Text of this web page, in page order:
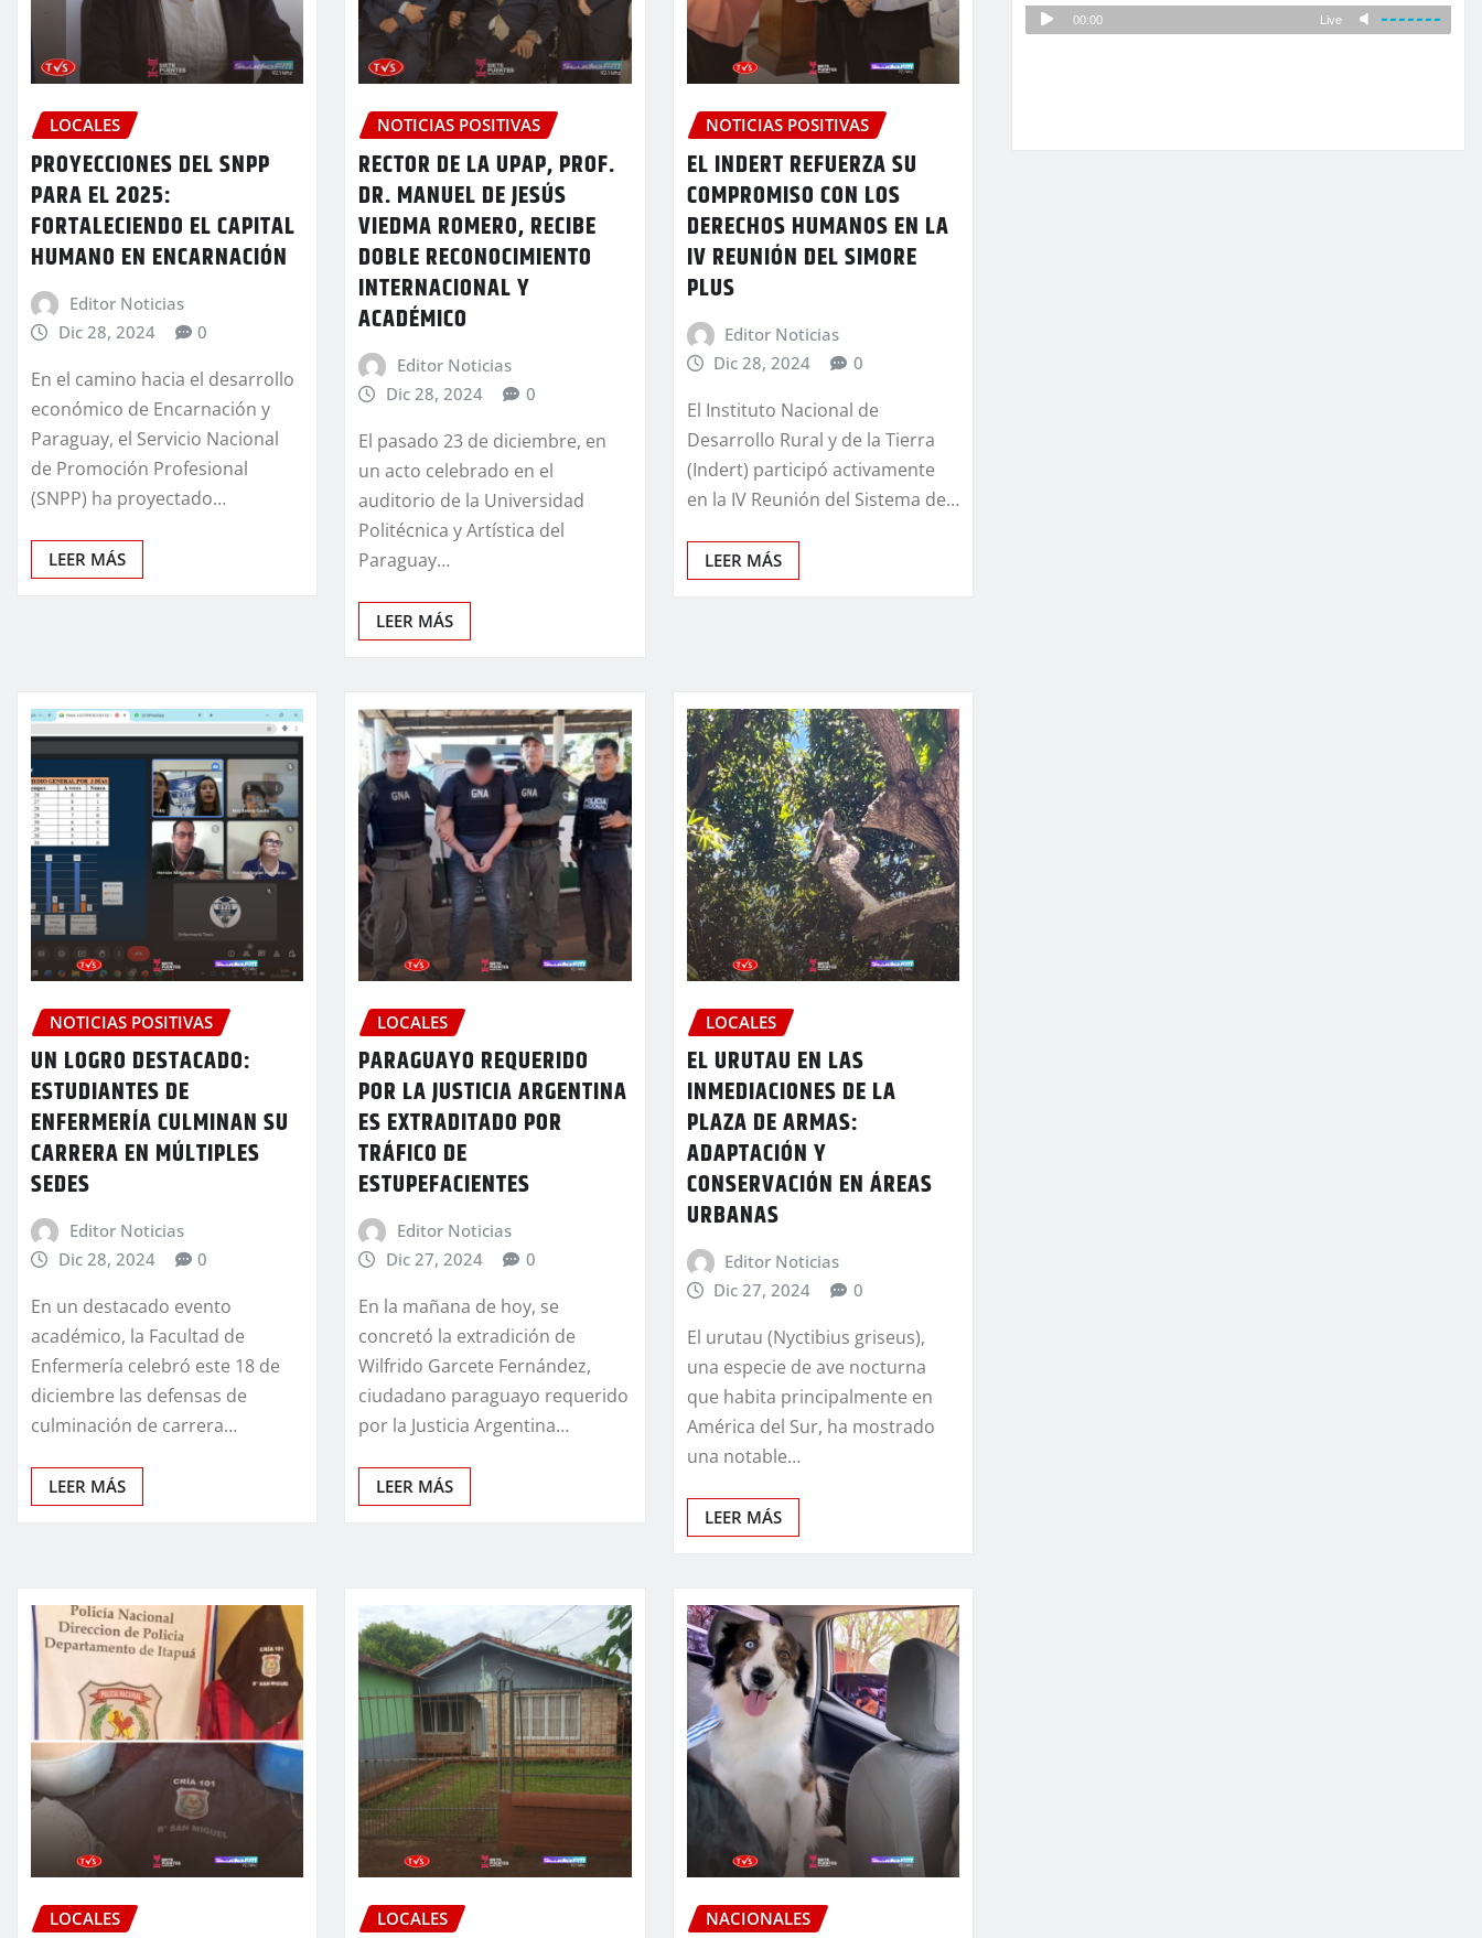
LOCALES
PROYECCIONES DEL SNPP
PARA EL 2025:
FORTALECIENDO EL CAPITAL
HUMANO EN ENCARNACIÓN
Editor Noticias
Dic 28, 2024
0
En el camino hacia el desarrollo
económico de Encarnación y
Paraguay, el Servicio Nacional
de Promoción Profesional
(SNPP) ha proyectado…
LEER MÁS
NOTICIAS POSITIVAS
RECTOR DE LA UPAP, PROF.
DR. MANUEL DE JESÚS
VIEDMA ROMERO, RECIBE
DOBLE RECONOCIMIENTO
INTERNACIONAL Y
ACADÉMICO
Editor Noticias
Dic 28, 2024
0
El pasado 23 de diciembre, en
un acto celebrado en el
auditorio de la Universidad
Politécnica y Artística del
Paraguay…
LEER MÁS
NOTICIAS POSITIVAS
EL INDERT REFUERZA SU
COMPROMISO CON LOS
DERECHOS HUMANOS EN LA
IV REUNIÓN DEL SIMORE
PLUS
Editor Noticias
Dic 28, 2024
0
El Instituto Nacional de
Desarrollo Rural y de la Tierra
(Indert) participó activamente
en la IV Reunión del Sistema de…
LEER MÁS
NOTICIAS POSITIVAS
UN LOGRO DESTACADO:
ESTUDIANTES DE
ENFERMERÍA CULMINAN SU
CARRERA EN MÚLTIPLES
SEDES
Editor Noticias
Dic 28, 2024
0
En un destacado evento
académico, la Facultad de
Enfermería celebró este 18 de
diciembre las defensas de
culminación de carrera…
LEER MÁS
LOCALES
PARAGUAYO REQUERIDO
POR LA JUSTICIA ARGENTINA
ES EXTRADITADO POR
TRÁFICO DE
ESTUPEFACIENTES
Editor Noticias
Dic 27, 2024
0
En la mañana de hoy, se
concretó la extradición de
Wilfrido Garcete Fernández,
ciudadano paraguayo requerido
por la Justicia Argentina…
LEER MÁS
LOCALES
EL URUTAU EN LAS
INMEDIACIONES DE LA
PLAZA DE ARMAS:
ADAPTACIÓN Y
CONSERVACIÓN EN ÁREAS
URBANAS
Editor Noticias
Dic 27, 2024
0
El urutau (Nyctibius griseus),
una especie de ave nocturna
que habita principalmente en
América del Sur, ha mostrado
una notable…
LEER MÁS
LOCALES LOCALES NACIONALES